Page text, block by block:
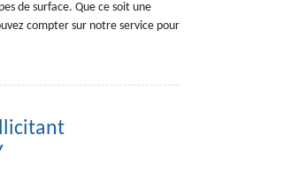
de surface. Que ce soit une
compter sur notre service pour